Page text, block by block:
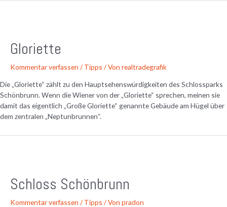
Gloriette
Kommentar verfassen / Tipps / Von realtradegrafik
Die „Gloriette“ zählt zu den Hauptsehenswürdigkeiten des Schlossparks
Schönbrunn. Wenn die Wiener von der „Gloriette“ sprechen, meinen sie
damit das eigentlich „Große Gloriette“ genannte Gebäude am Hügel über
dem zentralen „Neptunbrunnen“.
Schloss Schönbrunn
Kommentar verfassen / Tipps / Von pradon